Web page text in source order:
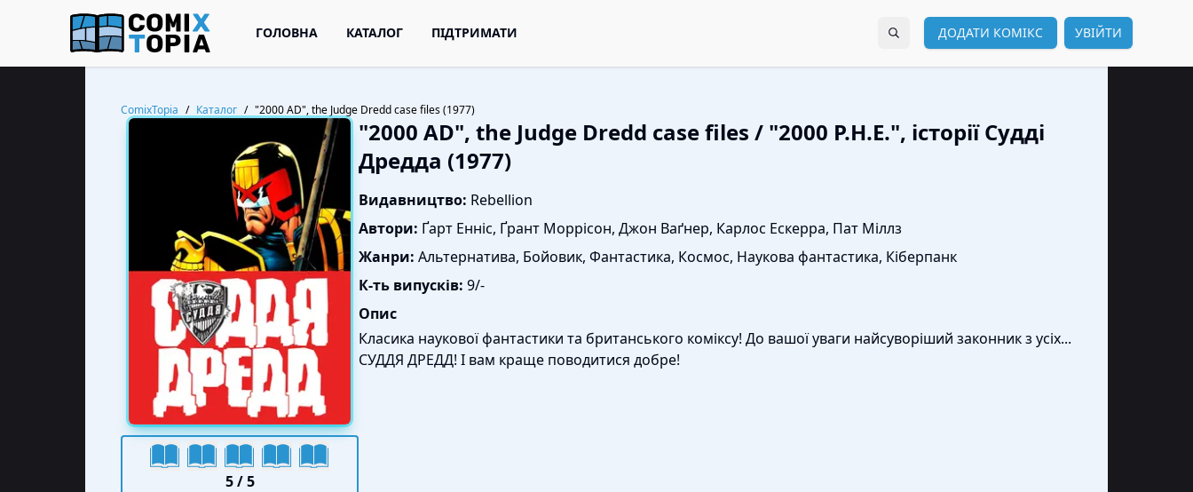
ГОЛОВНА КАТАЛОГ ПІДТРИМАТИ ДОДАТИ КОМІКС УВІЙТИ
ComixTopia / Каталог / "2000 AD", the Judge Dredd case files (1977)
5/ 5
"2000 AD", the Judge Dredd case files / "2000 Р.Н.Е.", історії Судді
Дредда (1977)
Видавництво: Rebellion
Автори: Ґарт Енніс, Ґрант Моррісон, Джон Ваґнер, Карлос Ескерра, Пат Міллз
Жанри: Альтернатива, Бойовик, Фантастика, Космос, Наукова фантастика, Кіберпанк
К-ть випусків: 9/-
Опис
Класика наукової фантастики та британського коміксу! До вашої уваги найсуворіший законник з усіх...
СУДДЯ ДРЕДД! І вам краще поводитися добре!